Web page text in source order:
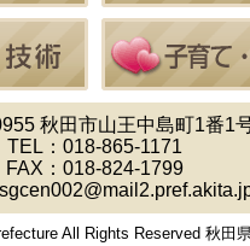
～ 2026年08月16日 (秋田市
2026年08月23日 (秋田市)
育「図書館クイズラリー」
～ 2026年08月30日 (秋田市
育「夏休み資料展示」
～ 2026年08月25日 (秋田市)
2026
～ 2026年08月23日 (秋田市)
推進事業「夏休みは図書館
読みたい！知りたい！学び
秋田市山王中島町1番1
TEL： 018-865-1171
FAX：018-824-1799
All Rights Reserved 秋田